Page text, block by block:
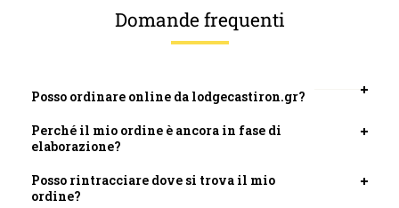
Domande frequenti
Posso ordinare online da lodgecastiron.gr?
scheda
Perché il mio ordine è ancora in fase di
elaborazione?
Posso rintracciare dove si trova il mio
ordine?